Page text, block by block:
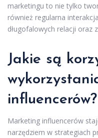
marketingu to nie tylko
również regularna
długofalowych relacji oraz
Jakie są
influencerów?
Marketing influencerów
narzędziem w strategiach